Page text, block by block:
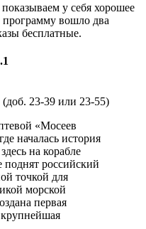
у себя хорошее
программу вошло два
бесплатные.
(доб. 23-39 или 23-55)
«Мосеев
началась история
на корабле
российский
точкой для
морской
первая
крупнейшая